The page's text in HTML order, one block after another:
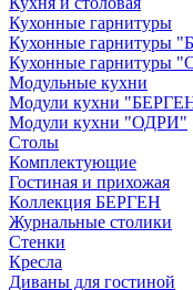
Кухонные гарнитуры
Кухонные гарнитуры
Кухонные гарнитуры
Модульные кухни
Модули кухни
Модули кухни "ОДРИ"
Столы
Комплектующие
Гостиная и прихожая
Коллекция БЕРГЕН
Журнальные столики
Стенки
Кресла
Диваны для гостиной